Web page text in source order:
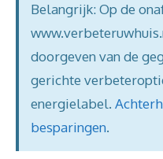
Belangrijk: Op de
doorgeven van de
gerichte
energielabel.
besparingen.